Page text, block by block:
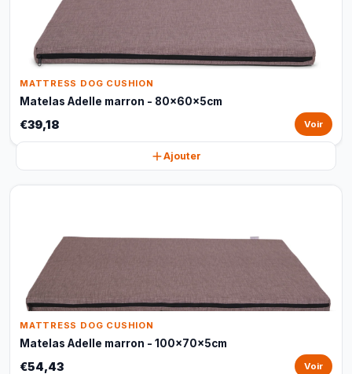
MATTRESS DOG CUSHION
Matelas Adelle marron - 80x60x5cm
€39,18 Voir
Ajouter
MATTRESS DOG CUSHION
Matelas Adelle marron - 100x70x5cm
€54,43 Voir